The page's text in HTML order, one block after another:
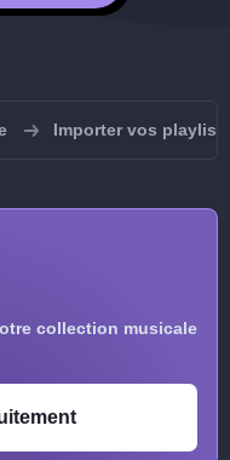
Importer vos
collection musicale